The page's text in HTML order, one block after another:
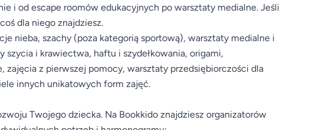
i od escape roomów edukacyjnych po warsztaty medialne. Jeśli
dla niego znajdziesz.
nieba, szachy (poza kategorią sportową), warsztaty medialne i
i krawiectwa, haftu i szydełkowania, origami,
z pierwszej pomocy, warsztaty przedsiębiorczości dla
innych unikatowych form zajęć.
Twojego dziecka. Na Bookkido znajdziesz organizatorów